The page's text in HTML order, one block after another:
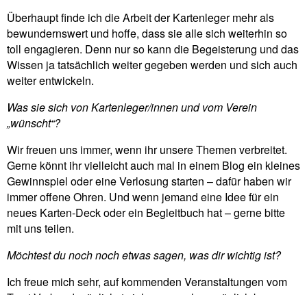
Über­haupt finde ich die Arbeit der Kar­ten­leger mehr als
bewun­derns­wert und hoffe, dass sie alle sich wei­terhin so
toll enga­gieren. Denn nur so kann die Begei­ste­rung und das
Wissen ja tat­säch­lich weiter gegeben werden und sich auch
weiter ent­wickeln.
Was sie sich von Kartenleger/innen und vom Verein
„wünscht“?
Wir freuen uns immer, wenn ihr unsere Themen ver­breitet.
Gerne könnt ihr viel­leicht auch mal in einem Blog ein kleines
Gewinn­spiel oder eine Ver­lo­sung starten – dafür haben wir
immer offene Ohren. Und wenn jemand eine Idee für ein
neues Karten-Deck oder ein Begleit­buch hat – gerne bitte
mit uns teilen.
Möch­test du noch noch etwas sagen, was dir wichtig ist?
Ich freue mich sehr, auf kom­menden Ver­an­stal­tungen vom